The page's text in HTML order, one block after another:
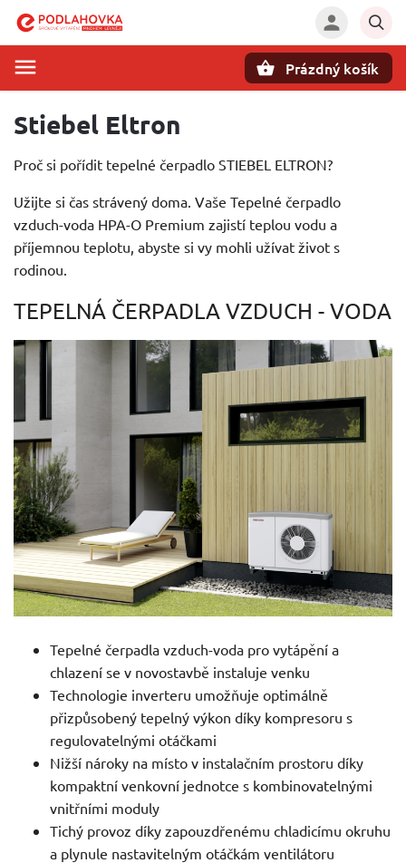
Prázdný košík
Stiebel Eltron
Proč si pořídit tepelné čerpadlo STIEBEL ELTRON?
Užijte si čas strávený doma. Vaše Tepelné čerpadlo
vzduch-voda HPA-O Premium zajistí teplou vodu a
příjemnou teplotu, abyste si vy mohli užívat život s
rodinou.
TEPELNÁ ČERPADLA VZDUCH - VODA
Tepelné čerpadla vzduch-voda pro vytápění a
chlazení se v novostavbě instaluje venku
Technologie inverteru umožňuje optimálně
přizpůsobený tepelný výkon díky kompresoru s
regulovatelnými otáčkami
Nižší nároky na místo v instalačním prostoru díky
kompaktní venkovní jednotce s kombinovatelnými
vnitřními moduly
Tichý provoz díky zapouzdřenému chladicímu okruhu
a plynule nastavitelným otáčkám ventilátoru